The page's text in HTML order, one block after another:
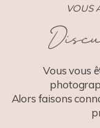
VOUS
Vous vous
Alors faisons